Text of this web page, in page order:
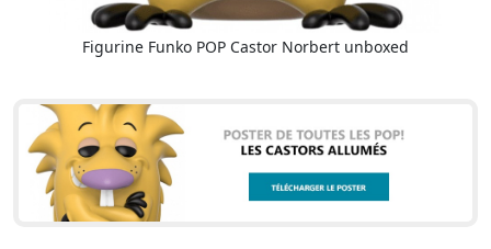
Figurine Funko POP Castor Norbert unboxed